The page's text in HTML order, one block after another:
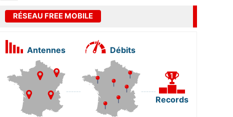
RÉSEAU FREE MOBILE
Antennes Débits
Records